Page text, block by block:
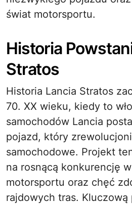
świat motorsportu.
Historia
Stratos
Historia Lancia Stratos
70. XX wieku, kiedy to
samochodów Lancia
pojazd, który
samochodowe. Projekt
na rosnącą konkurencję
motorsportu oraz chęć
rajdowych tras. Kluczową